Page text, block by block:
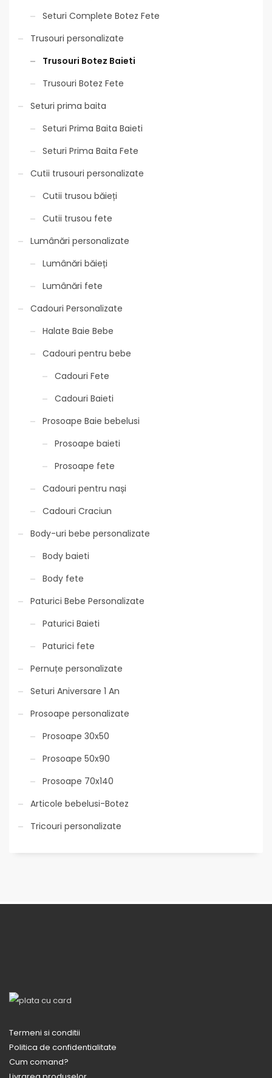
Seturi Complete Botez Fete
Trusouri personalizate
Trusouri Botez Baieti
Trusouri Botez Fete
Seturi prima baita
Seturi Prima Baita Baieti
Seturi Prima Baita Fete
Cutii trusouri personalizate
Cutii trusou băieți
Cutii trusou fete
Lumânări personalizate
Lumânări băieți
Lumânări fete
Cadouri Personalizate
Halate Baie Bebe
Cadouri pentru bebe
Cadouri Fete
Cadouri Baieti
Prosoape Baie bebelusi
Prosoape baieti
Prosoape fete
Cadouri pentru nași
Cadouri Craciun
Body-uri bebe personalizate
Body baieti
Body fete
Paturici Bebe Personalizate
Paturici Baieti
Paturici fete
Pernuțe personalizate
Seturi Aniversare 1 An
Prosoape personalizate
Prosoape 30x50
Prosoape 50x90
Prosoape 70x140
Articole bebelusi-Botez
Tricouri personalizate
Termeni si conditii
Politica de confidentialitate
Cum comand?